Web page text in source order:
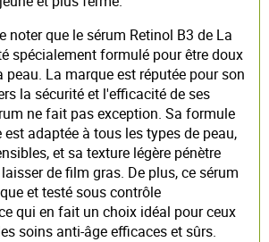
noter que le sérum Retinol B3 de La
spécialement formulé pour être doux
La marque est réputée pour son
la sécurité et l'efficacité de ses
ne fait pas exception. Sa formule
adaptée à tous les types de peau,
et sa texture légère pénètre
de film gras. De plus, ce sérum
et testé sous contrôle
qui en fait un choix idéal pour ceux
soins anti-âge efficaces et sûrs.